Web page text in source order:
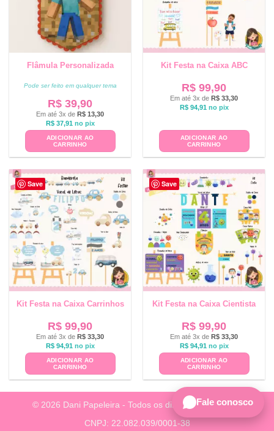
Flâmula Personalizada
Pode ser feito em qualquer tema
R$ 39,90
Em até 3x de R$ 13,30
R$37,91 no pix
ADICIONAR AO
CARRINHO
Kit Festa na Caixa ABC
R$ 99,90
Em até 3x de R$ 33,30
R$94,91 no pix
ADICIONAR AO
CARRINHO
Save
Kit Festa na Caixa Carrinhos
R$ 99,90
Em até 3x de R$ 33,30
R$94,91 no pix
ADICIONAR AO
CARRINHO
Save
Kit Festa na Caixa Cientista
R$ 99,90
Em até 3x de R$ 33,30
R$94,91 no pix
ADICIONAR AO
CARRINHO
© 2026 Dani Papeleira - Todos os direitos reservados.
CNPJ: 22.082.039/0001-38
Fale conosco